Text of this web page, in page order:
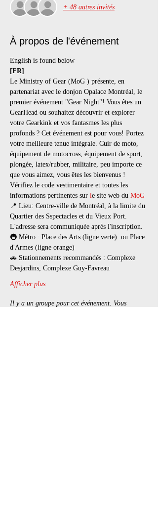
+ 48 autres invités
À propos de l'événement
English is found below
[FR]
Le Ministry of Gear (MoG ) présente, en
partenariat avec le donjon Opalace Montréal, le
premier événement "Gear Night"! Vous êtes un
GearHead ou souhaitez découvrir et explorer
votre Gearkink et vos fantasmes les plus
profonds ? Cet événement est pour vous! Portez
votre meilleure tenue intégrale. Cuir de moto,
équipement de motocross, équipement de sport,
plongée, latex/rubber, militaire, peu importe ce
que vous aimez, vous êtes les bienvenus !
Vérifiez le code vestimentaire et toutes les
informations pertinentes sur le site web du MoG
📍 Lieu: Centre-ville de Montréal, à la limite du
Quartier des Sspectacles et du Vieux Port.
L'adresse sera communiquée après l'inscription.
🚇 Métro : Place des Arts (ligne verte)  ou Place
d'Armes (ligne orange)
🚗 Stationnements recommandés : Complexe
Desjardins, Complexe Guy-Favreau
Afficher plus
Il y a un groupe pour cet événement. Vous